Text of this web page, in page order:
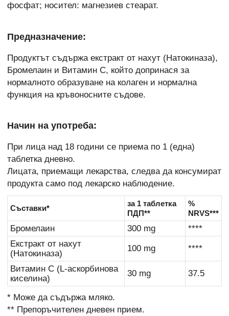
фосфат; носител: магнезиев стеарат.
Предназначение:
Продуктът съдържа екстракт от нахут (Натокиназа),
Бромелаин и Витамин C, който допринася за
нормалното образуване на колаген и нормална
функция на кръвоносните съдове.
Начин на употреба:
При лица над 18 години се приема по 1 (една)
таблетка дневно.
Лицата, приемащи лекарства, следва да консумират
продукта само под лекарско наблюдение.
Съставки*
за 1 таблетка
ПДП**
%
NRVS***
Бромелаин 300 mg
****
Екстракт от нахут
(Натокиназа)
100 mg ****
Витамин C (L-аскорбинова
киселина)
30 mg 37.5
* Може да съдържа мляко.
** Препоръчителен дневен прием.